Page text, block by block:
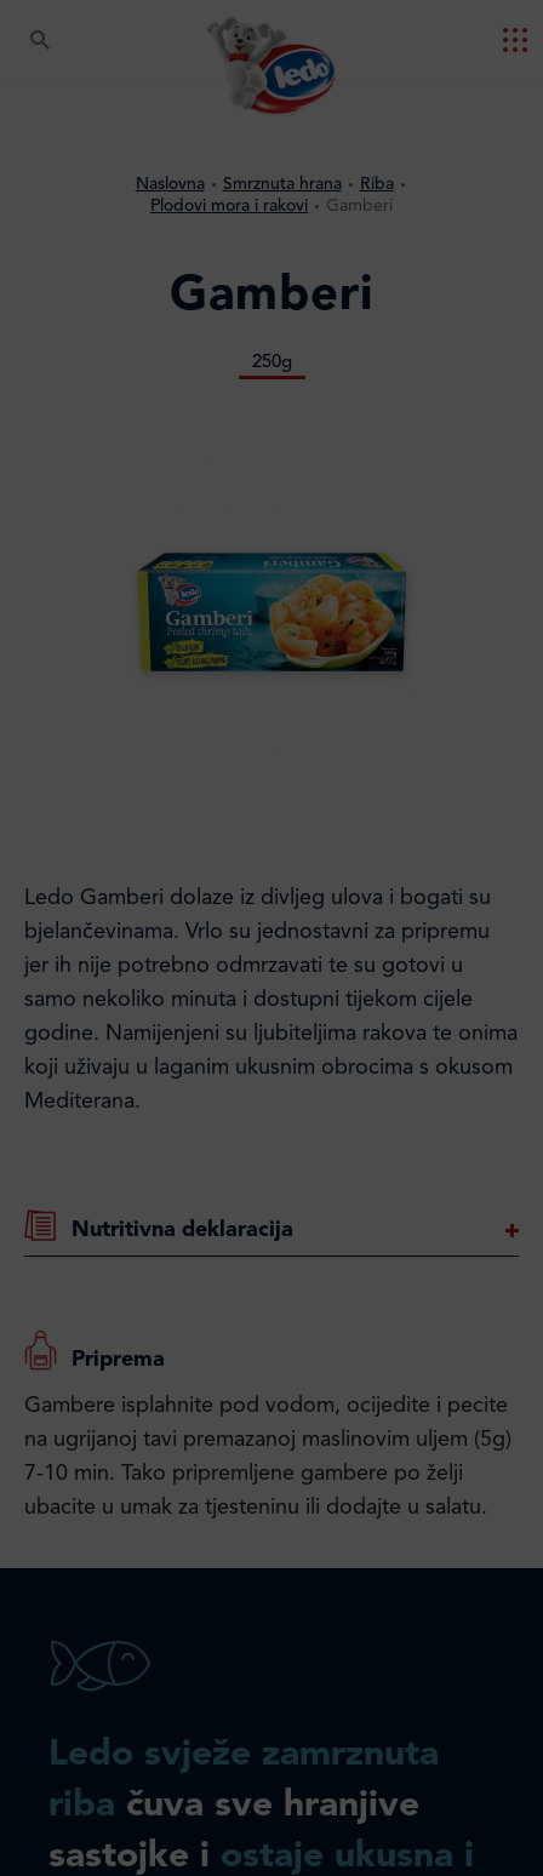
Naslovna Smrznuta hrana
Riba
Plodovi mora i rakovi
Gamberi
Gamberi
250g
Ledo Gamberi dolaze iz divljeg ulova i bogati su
bjelančevinama. Vrlo su jednostavni za pripremu
jer ih nije potrebno odmrzavati te su gotovi u
samo nekoliko minuta i dostupni tijekom cijele
godine. Namijenjeni su ljubiteljima rakova te onima
koji uživaju u laganim ukusnim obrocima s okusom
Mediterana.
Nutritivna deklaracija
Priprema
Gambere isplahnite pod vodom, ocijedite i pecite
na ugrijanoj tavi premazanoj maslinovim uljem (5g)
7-10 min. Tako pripremljene gambere po želji
ubacite u umak za tjesteninu ili dodajte u salatu.
Ledo svježe zamrznuta
riba čuva sve hranjive
sastojke i ostaje ukusna i